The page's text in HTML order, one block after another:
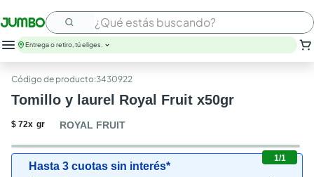
¿Qué estás buscando?
Entrega o retiro, tú eliges.
:3430922
Tomillo y laurel Royal Fruit x50gr
$ 72x gr ROYAL FRUIT
1/1
Hasta 3 cuotas sin interés*